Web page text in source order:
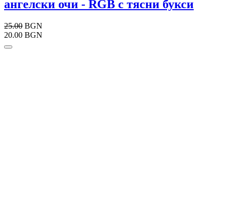
ангелски очи - RGB с тясни букси
25.00 BGN
20.00 BGN